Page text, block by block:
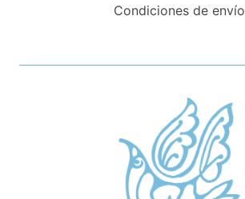
Condiciones de envío